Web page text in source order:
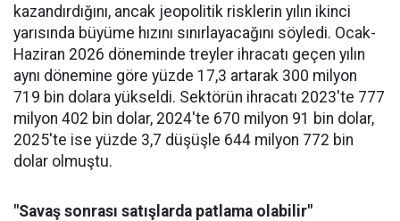
kazandır­dığını, ancak jeopolitik riskle­rin yılın ikinci
yarısında büyüme hızını sınırlayacağını söyledi. Ocak-
Haziran 2026 döneminde treyler ihracatı geçen yılın
aynı dönemine göre yüzde 17,3 artarak 300 milyon
719 bin dolara yüksel­di. Sektörün ihracatı 2023'te 777
milyon 402 bin dolar, 2024'te 670 milyon 91 bin dolar,
2025'te ise yüzde 3,7 düşüşle 644 milyon 772 bin
dolar olmuştu.
"Savaş sonrası satışlarda patlama olabilir"